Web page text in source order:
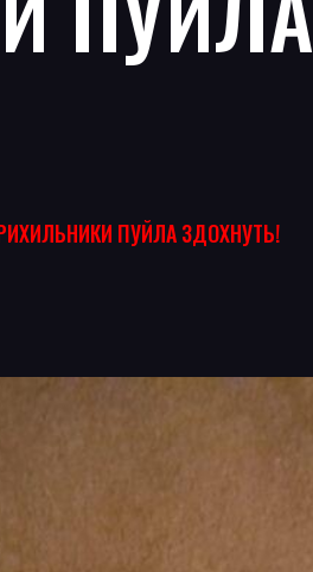
ПУЙЛА ЗДОХНУТЬ!